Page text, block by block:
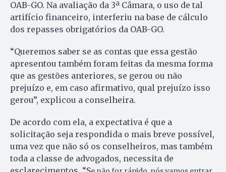
OAB-GO. Na avaliação da 3ª Câmara, o uso de tal
artifício financeiro, interferiu na base de cálculo
dos repasses obrigatórios da OAB-GO.
“Queremos saber se as contas que essa gestão
apresentou também foram feitas da mesma forma
que as gestões anteriores, se gerou ou não
prejuízo e, em caso afirmativo, qual prejuízo isso
gerou”, explicou a conselheira.
De acordo com ela, a expectativa é que a
solicitação seja respondida o mais breve possível,
uma vez que não só os conselheiros, mas também
toda a classe de advogados, necessita de